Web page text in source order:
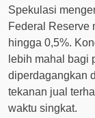
Spekulasi
Federal Reserve
hingga 0,5%.
lebih mahal bagi
diperdagangkan
tekanan jual
waktu singkat.